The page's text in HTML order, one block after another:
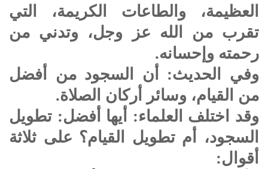
العظيمة، والطاعات الكريمة، التي
تقرب من الله عز وجل، وتدني من
رحمته وإحسانه.
وفي الحديث: أن السجود من أفضل
من القيام، وسائر أركان الصلاة.
وقد اختلف العلماء: أيها أفضل: تطويل
السجود، أم تطويل القيام؟ على ثلاثة
أقوال: